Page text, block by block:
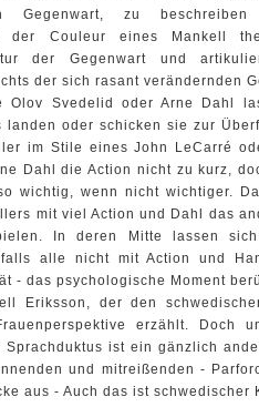
Gegenwart, zu
der Couleur eines Mankell
der Gegenwart und
der sich rasant verändernden
Olov Svedelid oder Arne Dahl
landen oder schicken sie zur
im Stile eines John LeCarré
Dahl die Action nicht zu kurz,
wichtig, wenn nicht wichtiger.
mit viel Action und Dahl das
In deren Mitte lassen
alle nicht mit Action und
- das psychologische Moment
Eriksson, der den
erzählt.
Sprachduktus ist ein gänzlich
und mitreißenden -
aus - Auch das ist schwedischer